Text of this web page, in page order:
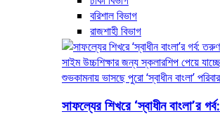
বরিশাল ‍বিভাগ
রাজশাহী বিভাগ
সাফল্যের শিখরে ‘স্বাধীন বাংলা’র